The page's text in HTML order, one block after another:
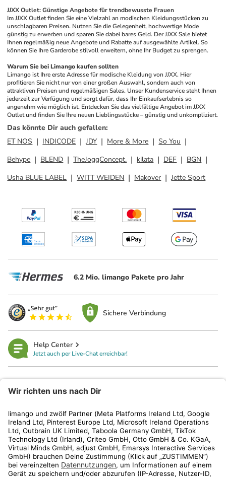
JJXX Outlet: Günstige Angebote für trendbewusste Frauen
Im JJXX Outlet finden Sie eine Vielzahl an modischen Kleidungsstücken zu
unschlagbaren Preisen. Nutzen Sie die Gelegenheit, hochwertige Mode
günstig zu erwerben und sparen Sie dabei bares Geld. Der JJXX Sale bietet
Ihnen regelmäßig neue Angebote und Rabatte auf ausgewählte Artikel. So
können Sie Ihre Garderobe stilvoll erweitern, ohne Ihr Budget zu sprengen.
Warum Sie bei Limango kaufen sollten
Limango ist Ihre erste Adresse für modische Kleidung von JJXX. Hier
profitieren Sie nicht nur von einer großen Auswahl, sondern auch von
attraktiven Preisen und regelmäßigen Sales. Unser Kundenservice steht Ihnen
jederzeit zur Verfügung und sorgt dafür, dass Ihr Einkaufserlebnis so
angenehm wie möglich ist. Entdecken Sie das vielfältige Angebot im JJXX
Outlet und finden Sie Ihre neuen Lieblingsstücke – günstig und unkompliziert.
Das könnte Dir auch gefallen:
ET NOS
INDICODE JDY More & More
So You
Behype
BLEND TheJoggConcept. kilata DEF
BGN
Usha BLUE LABEL
WITT WEIDEN Makover Jette Sport
6.2 Mio. limango Pakete pro Jahr
Sichere Verbindung
Help Center
Jetzt auch per Live-Chat erreichbar!
Kundenservice
Shop
Aktionen